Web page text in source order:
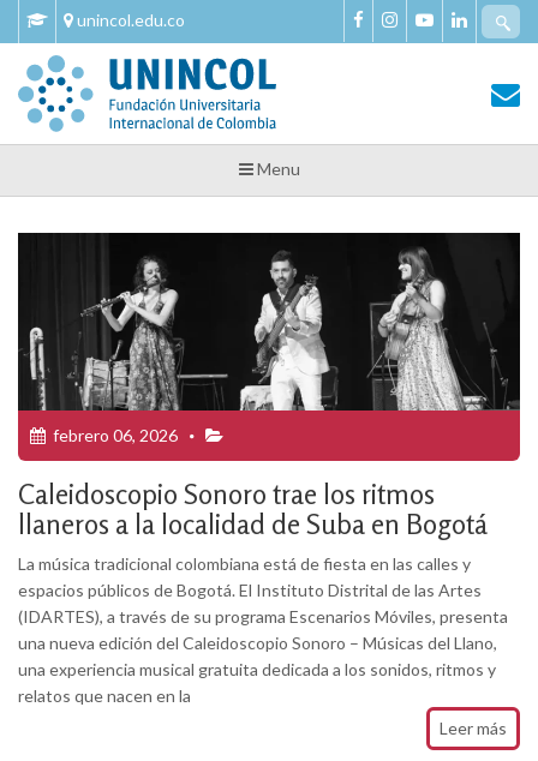
Skip
content
unincol.edu.co
Tu Salud y Bienestar
Tu Salud y Bienestar – Unincol
Menu
febrero 06, 2026
Caleidoscopio Sonoro trae los ritmos
llaneros a la localidad de Suba en Bogotá
La música tradicional colombiana está de fiesta en las calles y
espacios públicos de Bogotá. El Instituto Distrital de las Artes
(IDARTES), a través de su programa Escenarios Móviles, presenta
una nueva edición del Caleidoscopio Sonoro – Músicas del Llano,
una experiencia musical gratuita dedicada a los sonidos, ritmos y
relatos que nacen en la
Leer más